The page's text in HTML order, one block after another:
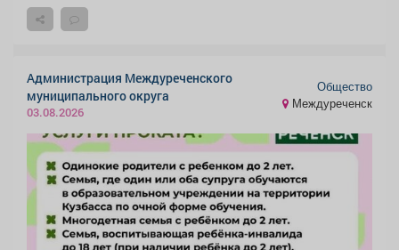
Администрация Междуреченского
муниципального округа
03.08.2026
Общество
Междуреченск